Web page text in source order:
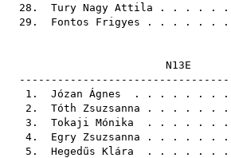
28. Tury Nagy Attila . . . . .
29. Fontos Frigyes . . . . . .
1. Józan Ágnes . . . . . . .
2. Tóth Zsuzsanna . . . . . .
3. Tokaji Mónika . . . . . .
4. Egry Zsuzsanna . . . . . .
5. Hegedűs Klára . . . . . .